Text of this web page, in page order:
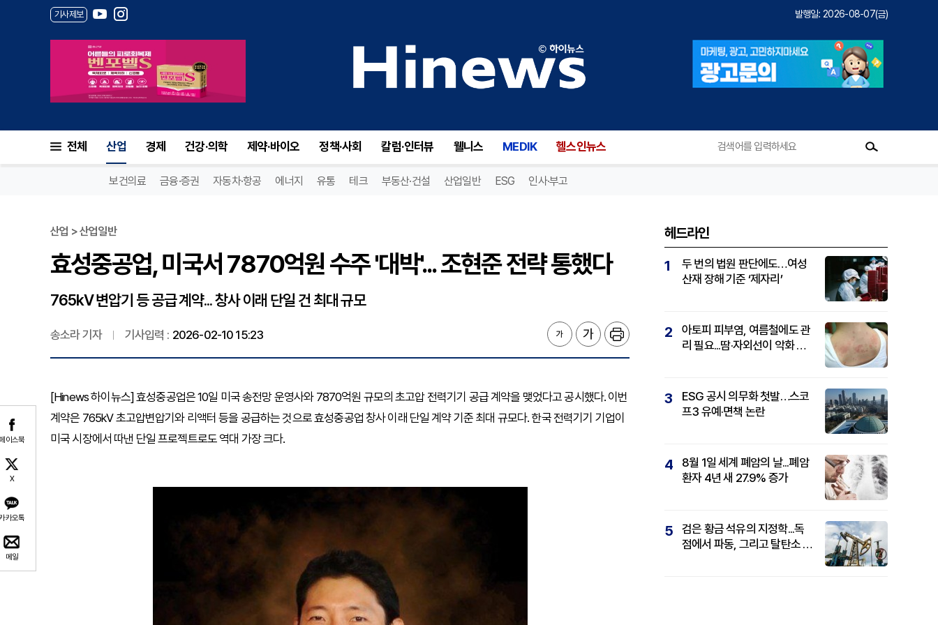
기사제보 발행일: 2026-08-07(금)
전체 산업 경제 건강·의학 제약·바이오 정책·사회 칼럼·인터뷰 웰니스 MEDIK 헬스인뉴스
보건의료 금융·증권 자동차·항공 에너지 유통 테크 부동산·건설 산업일반 ESG 인사·부고
이스북
X
카오톡
메일
산업 > 산업일반
효성중공업, 미국서 7870억원 수주 '대박'... 조현준 전략 통했다
765kV 변압기 등 공급 계약... 창사 이래 단일 건 최대 규모
송소라 기자 기사입력 : 2026-02-10 15:23
[Hinews 하이뉴스] 효성중공업은 10일 미국 송전망 운영사와 7870억원 규모의 초고압 전력기기 공급 계약을 맺었다고 공시했다. 이번
계약은 765kV 초고압변압기와 리액터 등을 공급하는 것으로 효성중공업 창사 이래 단일 계약 기준 최대 규모다. 한국 전력기기 기업이
미국 시장에서 따낸 단일 프로젝트로도 역대 가장 크다.
헤드라인
1
두 번의 법원 판단에도…여성
산재 장해 기준 ‘제자리’
2
아토피 피부염, 여름철에도 관
리 필요...땀·자외선이 악화 요
3
ESG 공시 의무화 첫발…스코
프3 유예·면책 논란
4
8월 1일 세계 폐암의 날...폐암
환자 4년 새 27.9% 증가
5
검은 황금 석유의 지정학...독
점에서 파동, 그리고 탈탄소 패